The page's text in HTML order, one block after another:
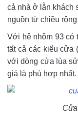
cả nhà ở lẫn khách
nguồn từ chiều
Với hệ nhôm 93 có
tất cả các kiểu cửa
với dòng cửa lùa
giá là phù hợp nhất.